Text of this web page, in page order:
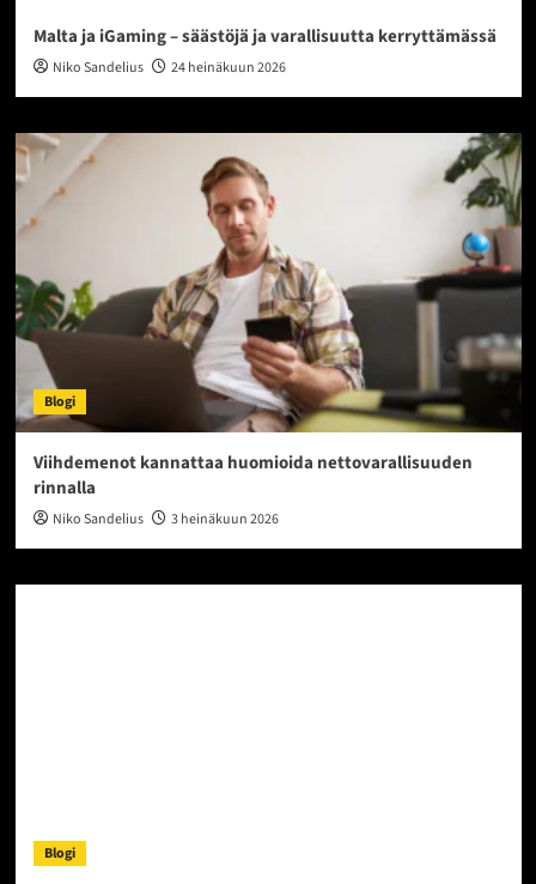
Malta ja iGaming – säästöjä ja varallisuutta kerryttämässä
Niko Sandelius 24 heinäkuun 2026
Blogi
Viihdemenot kannattaa huomioida nettovarallisuuden
rinnalla
Niko Sandelius 3 heinäkuun 2026
Blogi